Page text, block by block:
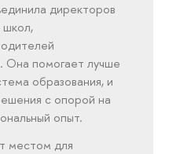
директоров
школ,
Она помогает лучше
образования, и
с опорой на
опыт.
местом для